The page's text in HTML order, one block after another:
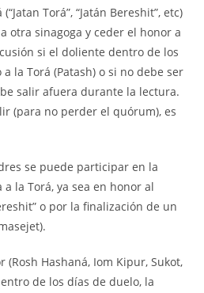
Torá”, “Jatán Bereshit”, etc)
otra sinagoga y ceder el honor a
si el doliente dentro de los
la Torá (Patash) o si no debe ser
salir afuera durante la lectura.
(para no perder el quórum), es
se puede participar en la
la Torá, ya sea en honor al
o por la finalización de un
Hashaná, Iom Kipur, Sukot,
de los días de duelo, la